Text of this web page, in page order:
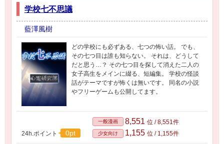
学校七不思議
藍澤風樹
どの学校にも必ずある、七つの怖い話。 でも、
その七つ目は誰も知らない。 それは、どうして
だと思う…？ その七つ目を探して消えた二人の
女子高生をメインに綴る、短編集。 学校の怪談
話がテーマですが怖くは無いです。 同名の小説
やフリーゲームも公開してます。
24h.ポイント 0pt
一般漫画 8,551 位 / 8,551件
少女向け 1,155 位 / 1,155件